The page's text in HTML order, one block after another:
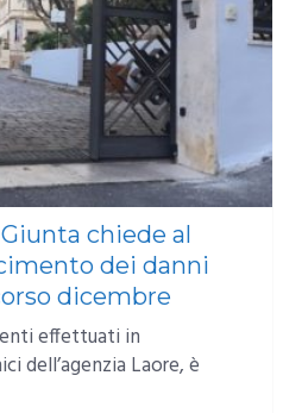
chiede al
dei danni
dicembre
effettuati in
dell’agenzia Laore, è